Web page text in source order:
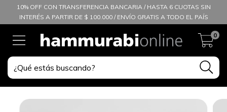
10% OFF CON TRANSFERENCIA BANCARIA / HASTA 6 CUOTAS SIN
INTERÉS A PARTIR DE $ 100.000 / ENVÍO GRATIS A TODO EL PAÍS
0